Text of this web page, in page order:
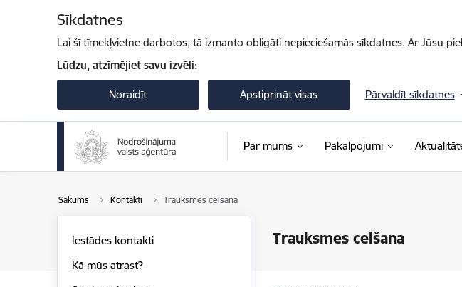
Sīkdatnes
Lai šī tīmekļvietne darbotos, tā izmanto obligāti nepieciešamās sīkdatnes. Ar Jūsu
Lūdzu, atzīmējiet savu izvēli:
Noraidīt Apstiprināt visas Pārvaldīt sīkdatnes
Par mums Pakalpojumi
Sākums Kontakti Trauksmes celšana
Trauksmes celšana
Iestādes kontakti
Kā mūs atrast?